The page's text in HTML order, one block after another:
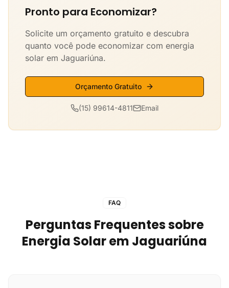
Pronto para Economizar?
Solicite um orçamento gratuito e descubra
quanto você pode economizar com energia
solar em Jaguariúna.
Orçamento Gratuito
(15) 99614-4811 Email
FAQ
Perguntas Frequentes sobre
Energia Solar em Jaguariúna